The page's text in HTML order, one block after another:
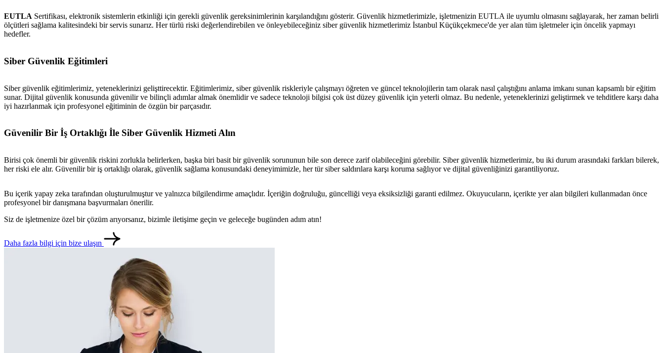
EUTLA Sertifikası, elektronik sistemlerin etkinliği için gerekli güvenlik gereksinimlerinin karşılandığını gösterir. Güvenlik hizmetlerimizle, işletmenizin EUTLA ile uyumlu olmasını sağlayarak, her zaman belirli
ölçütleri sağlama kalitesindeki bir servis sunarız. Her türlü riski değerlendirebilen ve önleyebileceğiniz siber güvenlik hizmetlerimiz İstanbul Küçükçekmece'de yer alan tüm işletmeler için öncelik yapmayı
hedefler.
Siber Güvenlik Eğitimleri
Siber güvenlik eğitimlerimiz, yeteneklerinizi gelişttirecektir. Eğitimlerimiz, siber güvenlik riskleriyle çalışmayı öğreten ve güncel teknolojilerin tam olarak nasıl çalıştığını anlama imkanı sunan kapsamlı bir eğitim
sunar. Dijital güvenlik konusunda güvenilir ve bilinçli adımlar almak önemlidir ve sadece teknoloji bilgisi çok üst düzey güvenlik için yeterli olmaz. Bu nedenle, yeteneklerinizi geliştirmek ve tehditlere karşı daha
iyi hazırlanmak için profesyonel eğitiminin de özgün bir parçasıdır.
Güvenilir Bir İş Ortaklığı İle Siber Güvenlik Hizmeti Alın
Birisi çok önemli bir güvenlik riskini zorlukla belirlerken, başka biri basit bir güvenlik sorununun bile son derece zarif olabileceğini görebilir. Siber güvenlik hizmetlerimiz, bu iki durum arasındaki farkları bilerek,
her riski ele alır. Güvenilir bir iş ortaklığı olarak, güvenlik sağlama konusundaki deneyimimizle, her tür siber saldırılara karşı koruma sağlıyor ve dijital güvenliğinizi garantiliyoruz.
Bu içerik yapay zeka tarafından oluşturulmuştur ve yalnızca bilgilendirme amaçlıdır. İçeriğin doğruluğu, güncelliği veya eksiksizliği garanti edilmez. Okuyucuların, içerikte yer alan bilgileri kullanmadan önce
profesyonel bir danışmana başvurmaları önerilir.
Siz de işletmenize özel bir çözüm arıyorsanız, bizimle iletişime geçin ve geleceğe bugünden adım atın!
Daha fazla bilgi için bize ulaşın